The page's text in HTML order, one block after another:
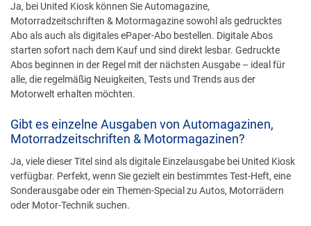
Ja, bei United Kiosk können Sie Automagazine,
Motorradzeitschriften & Motormagazine sowohl als gedrucktes
Abo als auch als digitales ePaper-Abo bestellen. Digitale Abos
starten sofort nach dem Kauf und sind direkt lesbar. Gedruckte
Abos beginnen in der Regel mit der nächsten Ausgabe – ideal für
alle, die regelmäßig Neuigkeiten, Tests und Trends aus der
Motorwelt erhalten möchten.
Gibt es einzelne Ausgaben von Automagazinen,
Motorradzeitschriften & Motormagazinen?
Ja, viele dieser Titel sind als digitale Einzelausgabe bei United Kiosk
verfügbar. Perfekt, wenn Sie gezielt ein bestimmtes Test-Heft, eine
Sonderausgabe oder ein Themen-Special zu Autos, Motorrädern
oder Motor-Technik suchen.